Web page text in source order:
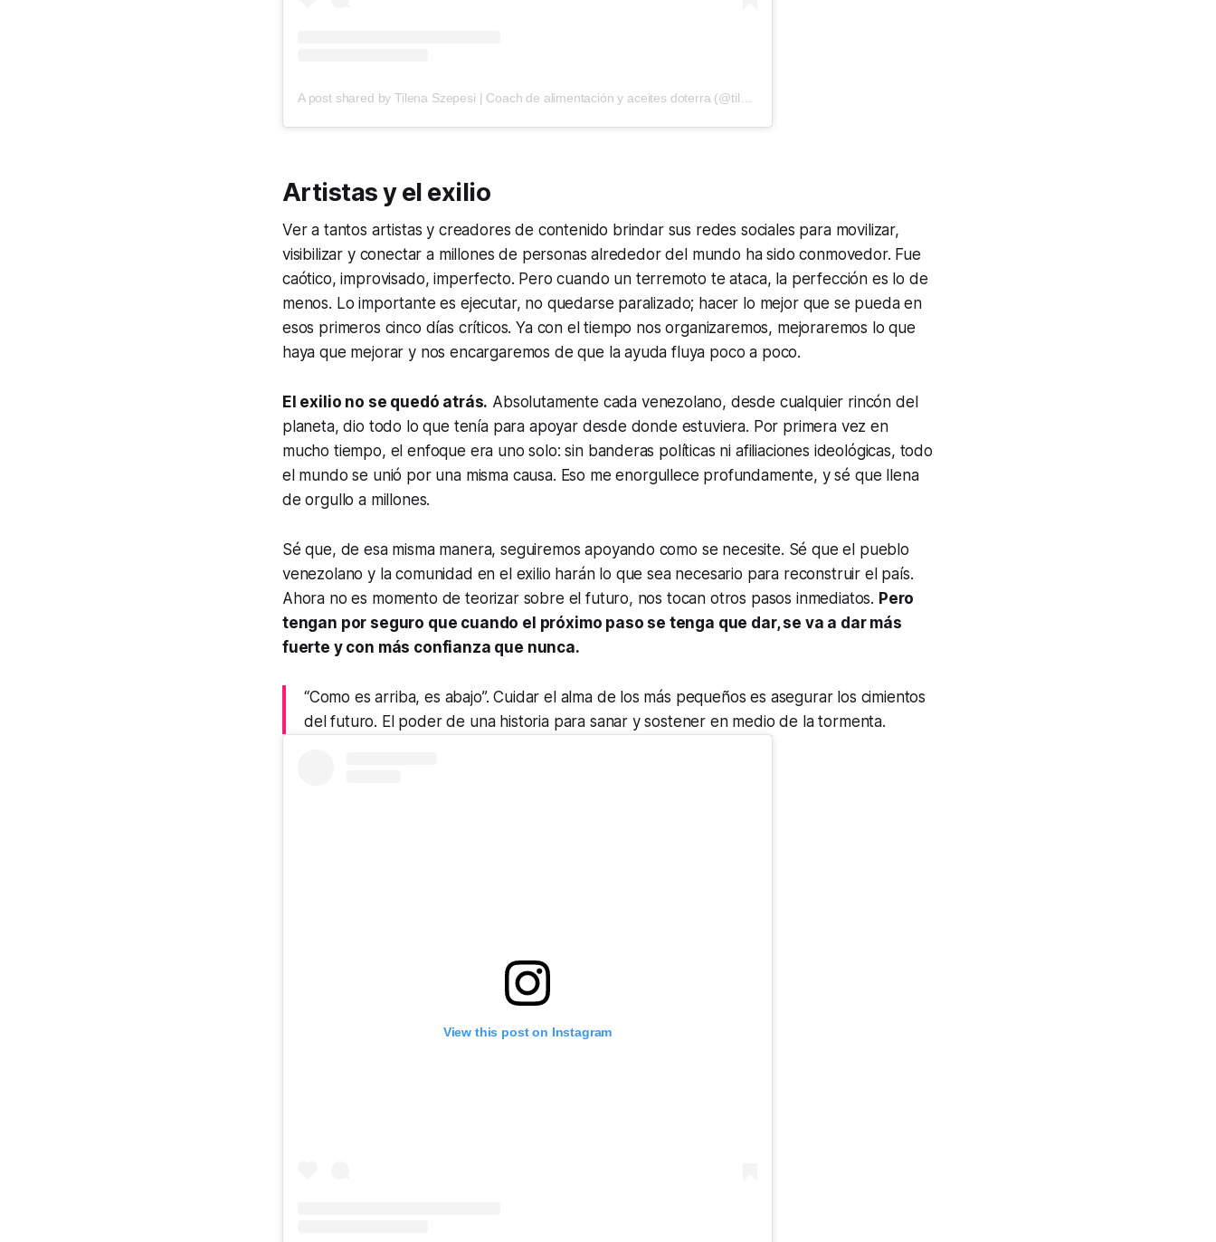
Artistas y el exilio
Ver a tantos artistas y creadores de contenido brindar sus redes sociales para movilizar,
visibilizar y conectar a millones de personas alrededor del mundo ha sido conmovedor. Fue
caótico, improvisado, imperfecto. Pero cuando un terremoto te ataca, la perfección es lo de
menos. Lo importante es ejecutar, no quedarse paralizado; hacer lo mejor que se pueda en
esos primeros cinco días críticos. Ya con el tiempo nos organizaremos, mejoraremos lo que
haya que mejorar y nos encargaremos de que la ayuda fluya poco a poco.
El exilio no se quedó atrás. Absolutamente cada venezolano, desde cualquier rincón del
planeta, dio todo lo que tenía para apoyar desde donde estuviera. Por primera vez en
mucho tiempo, el enfoque era uno solo: sin banderas políticas ni afiliaciones ideológicas, todo
el mundo se unió por una misma causa. Eso me enorgullece profundamente, y sé que llena
de orgullo a millones.
Sé que, de esa misma manera, seguiremos apoyando como se necesite. Sé que el pueblo
venezolano y la comunidad en el exilio harán lo que sea necesario para reconstruir el país.
Ahora no es momento de teorizar sobre el futuro, nos tocan otros pasos inmediatos. Pero
tengan por seguro que cuando el próximo paso se tenga que dar, se va a dar más
fuerte y con más confianza que nunca.
“Como es arriba, es abajo”. Cuidar el alma de los más pequeños es asegurar los cimientos
del futuro. El poder de una historia para sanar y sostener en medio de la tormenta.
View this post on Instagram